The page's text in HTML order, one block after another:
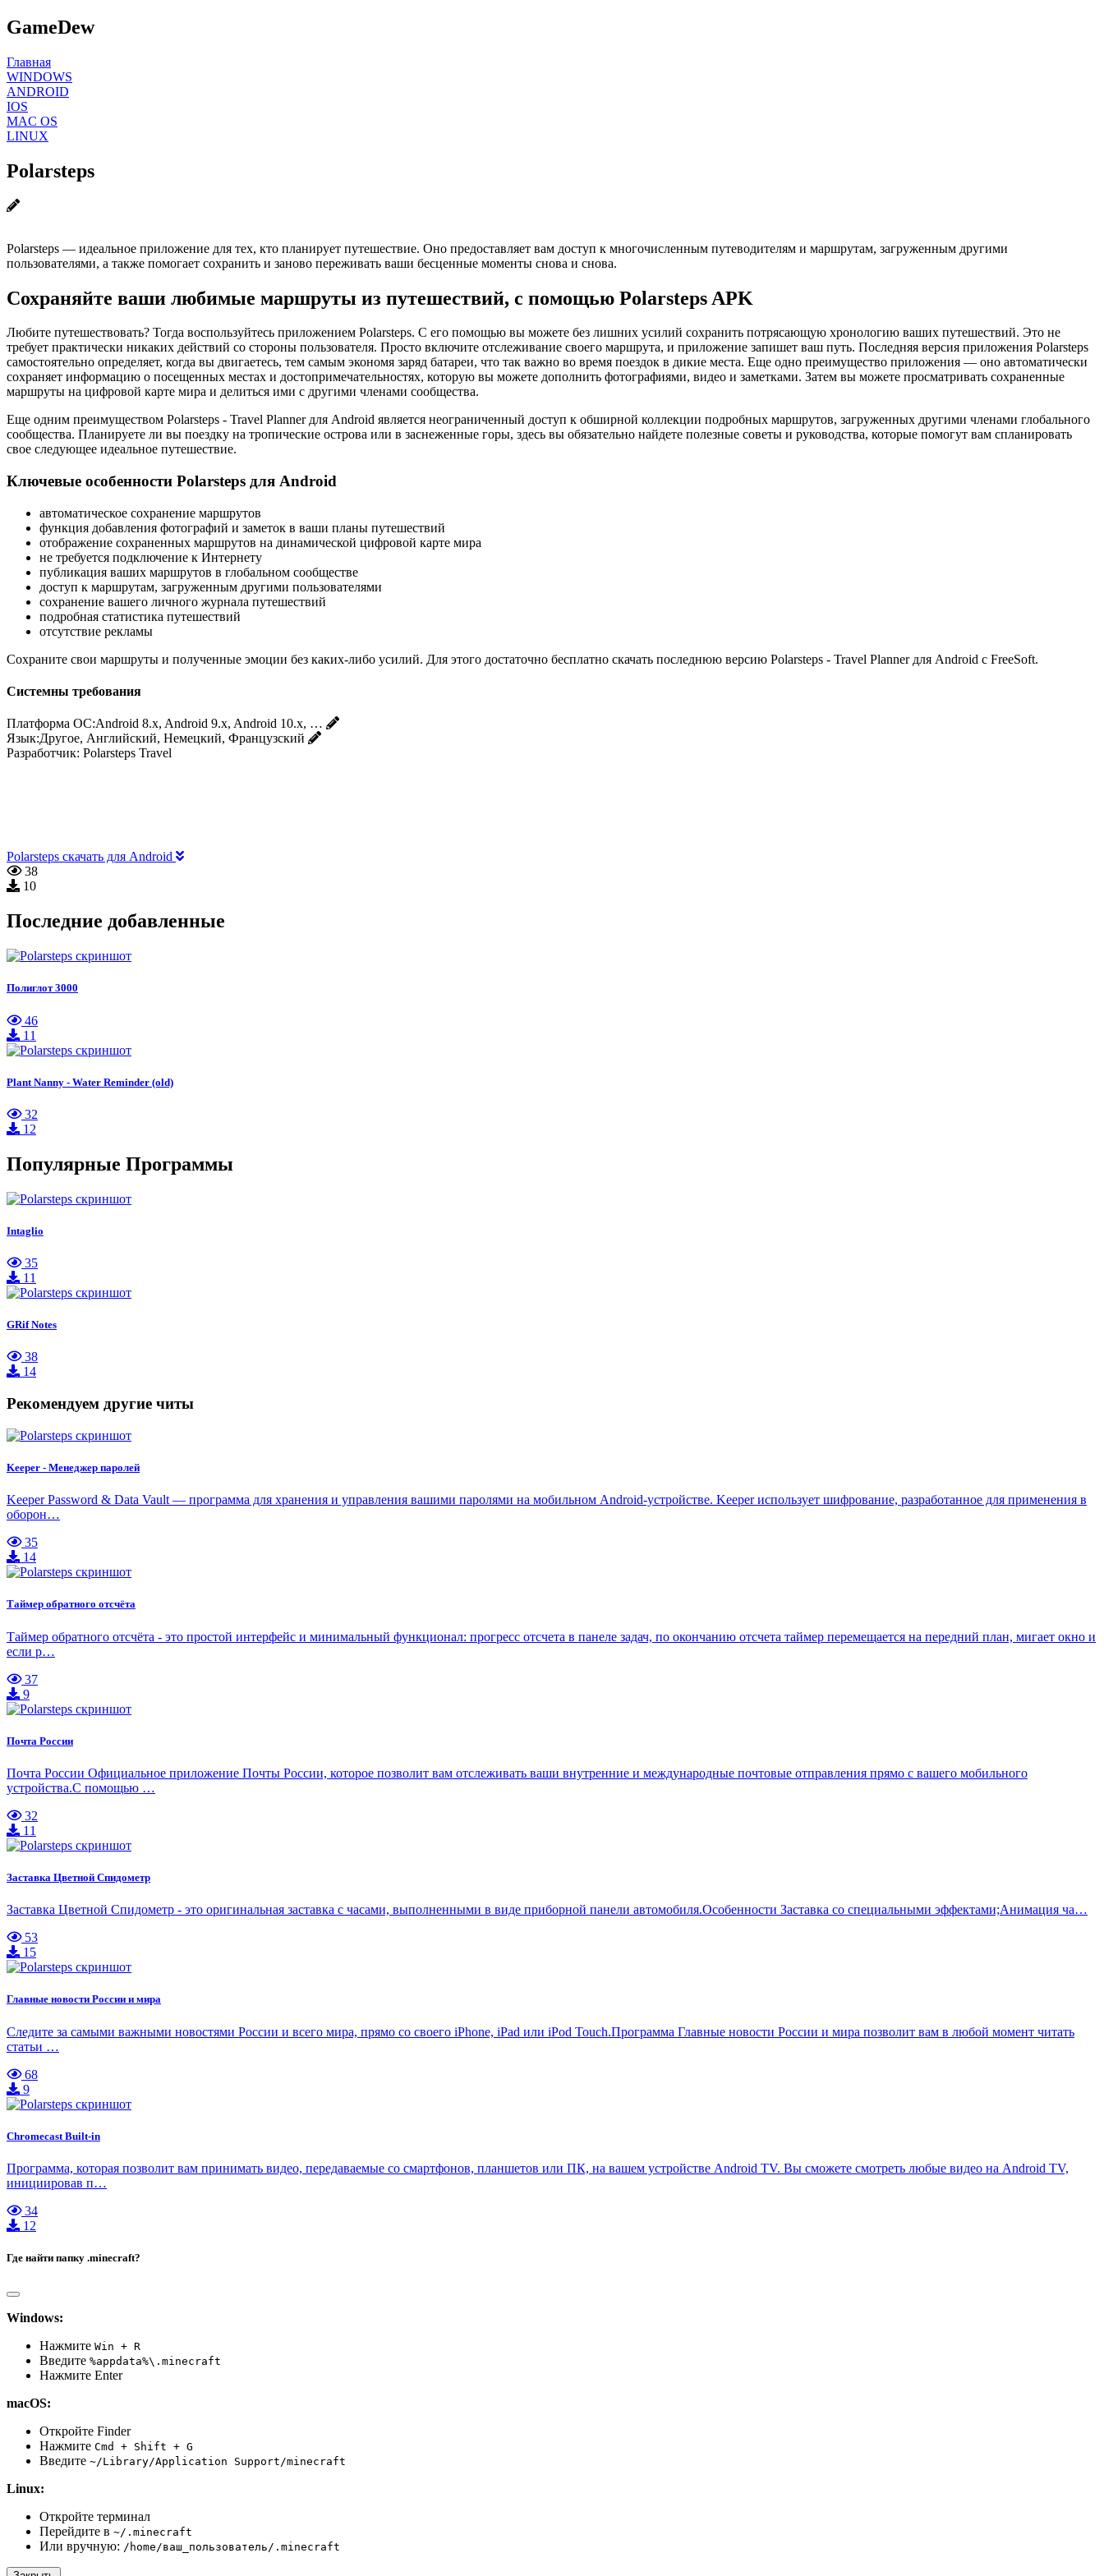
GameDew
Главная
WINDOWS
ANDROID
IOS
MAC OS
LINUX
Polarsteps
Polarsteps — идеальное приложение для тех, кто планирует путешествие. Оно предоставляет вам доступ к многочисленным путеводителям и маршрутам, загруженным другими
пользователями, а также помогает сохранить и заново переживать ваши бесценные моменты снова и снова.
Сохраняйте ваши любимые маршруты из путешествий, с помощью Polarsteps APK
Любите путешествовать? Тогда воспользуйтесь приложением Polarsteps. С его помощью вы можете без лишних усилий сохранить потрясающую хронологию ваших путешествий. Это не
требует практически никаких действий со стороны пользователя. Просто включите отслеживание своего маршрута, и приложение запишет ваш путь. Последняя версия приложения Polarsteps
самостоятельно определяет, когда вы двигаетесь, тем самым экономя заряд батареи, что так важно во время поездок в дикие места. Еще одно преимущество приложения — оно автоматически
сохраняет информацию о посещенных местах и ​​достопримечательностях, которую вы можете дополнить фотографиями, видео и заметками. Затем вы можете просматривать сохраненные
маршруты на цифровой карте мира и делиться ими с другими членами сообщества.
Еще одним преимуществом Polarsteps - Travel Planner для Android является неограниченный доступ к обширной коллекции подробных маршрутов, загруженных другими членами глобального
сообщества. Планируете ли вы поездку на тропические острова или в заснеженные горы, здесь вы обязательно найдете полезные советы и руководства, которые помогут вам спланировать
свое следующее идеальное путешествие.
Ключевые особенности Polarsteps для Android
автоматическое сохранение маршрутов
функция добавления фотографий и заметок в ваши планы путешествий
отображение сохраненных маршрутов на динамической цифровой карте мира
не требуется подключение к Интернету
публикация ваших маршрутов в глобальном сообществе
доступ к маршрутам, загруженным другими пользователями
сохранение вашего личного журнала путешествий
подробная статистика путешествий
отсутствие рекламы
Сохраните свои маршруты и полученные эмоции без каких-либо усилий. Для этого достаточно бесплатно скачать последнюю версию Polarsteps - Travel Planner для Android с FreeSoft.
Системны требования
Платформа ОС:Android 8.x, Android 9.x, Android 10.x, …
Язык:Другое, Английский, Немецкий, Французский
Разработчик: Polarsteps Travel
Polarsteps скачать для Android
38
10
Последние добавленные
Полиглот 3000
46
11
Plant Nanny - Water Reminder (old)
32
12
Популярные Программы
Intaglio
35
11
GRif Notes
38
14
Рекомендуем другие читы
Keeper - Менеджер паролей
Keeper Password & Data Vault — программа для хранения и управления вашими паролями на мобильном Android-устройстве. Keeper использует шифрование, разработанное для применения в
оборон…
35
14
Таймер обратного отсчёта
Таймер обратного отсчёта - это простой интерфейс и минимальный функционал: прогресс отсчета в панеле задач, по окончанию отсчета таймер перемещается на передний план, мигает окно и
если р…
37
9
Почта России
Почта России Официальное приложение Почты России, которое позволит вам отслеживать ваши внутренние и международные почтовые отправления прямо с вашего мобильного
устройства.С помощью …
32
11
Заставка Цветной Спидометр
Заставка Цветной Спидометр - это оригинальная заставка с часами, выполненными в виде приборной панели автомобиля.Особенности Заставка со специальными эффектами;Анимация ча…
53
15
Главные новости России и мира
Следите за самыми важными новостями России и всего мира, прямо со своего iPhone, iPad или iPod Touch.Программа Главные новости России и мира позволит вам в любой момент читать
статьи …
68
9
Chromecast Built-in
Программа, которая позволит вам принимать видео, передаваемые со смартфонов, планшетов или ПК, на вашем устройстве Android TV. Вы сможете смотреть любые видео на Android TV,
инициировав п…
34
12
Где найти папку .minecraft?
Windows:
Нажмите Win + R
Введите %appdata%\.minecraft
Нажмите Enter
macOS:
Откройте Finder
Нажмите Cmd + Shift + G
Введите ~/Library/Application Support/minecraft
Linux:
Откройте терминал
Перейдите в ~/.minecraft
Или вручную: /home/ваш_пользователь/.minecraft